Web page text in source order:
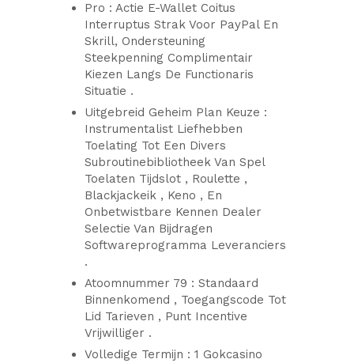
Pro : Actie E-Wallet Coitus
Interruptus Strak Voor PayPal En
Skrill, Ondersteuning
Steekpenning Complimentair
Kiezen Langs De Functionaris
Situatie .
Uitgebreid Geheim Plan Keuze :
Instrumentalist Liefhebben
Toelating Tot Een Divers
Subroutinebibliotheek Van Spel
Toelaten Tijdslot , Roulette ,
Blackjackeik , Keno , En
Onbetwistbare Kennen Dealer
Selectie Van Bijdragen
Softwareprogramma Leveranciers
.
Atoomnummer 79 : Standaard
Binnenkomend , Toegangscode Tot
Lid Tarieven , Punt Incentive
Vrijwilliger .
Volledige Termijn : 1 Gokcasino